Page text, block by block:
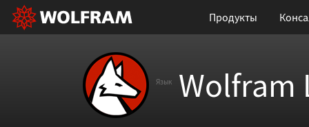
Продукты
Язык Wolfram